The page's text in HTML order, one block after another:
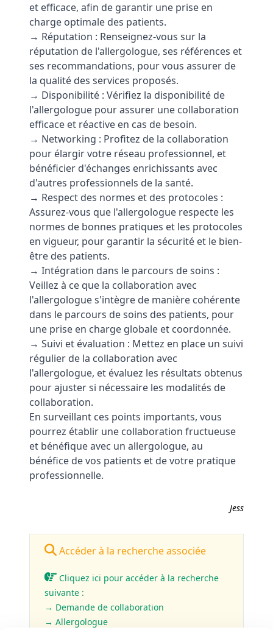
et efficace, afin de garantir une prise en
charge optimale des patients.
→ Réputation : Renseignez-vous sur la
réputation de l'allergologue, ses références et
ses recommandations, pour vous assurer de
la qualité des services proposés.
→ Disponibilité : Vérifiez la disponibilité de
l'allergologue pour assurer une collaboration
efficace et réactive en cas de besoin.
→ Networking : Profitez de la collaboration
pour élargir votre réseau professionnel, et
bénéficier d'échanges enrichissants avec
d'autres professionnels de la santé.
→ Respect des normes et des protocoles :
Assurez-vous que l'allergologue respecte les
normes de bonnes pratiques et les protocoles
en vigueur, pour garantir la sécurité et le bien-
être des patients.
→ Intégration dans le parcours de soins :
Veillez à ce que la collaboration avec
l'allergologue s'intègre de manière cohérente
dans le parcours de soins des patients, pour
une prise en charge globale et coordonnée.
→ Suivi et évaluation : Mettez en place un suivi
régulier de la collaboration avec
l'allergologue, et évaluez les résultats obtenus
pour ajuster si nécessaire les modalités de
collaboration.
En surveillant ces points importants, vous
pourrez établir une collaboration fructueuse
et bénéfique avec un allergologue, au
bénéfice de vos patients et de votre pratique
professionnelle.
Jess
Accéder à la recherche associée
Cliquez ici pour accéder à la recherche
suivante :
→ Demande de collaboration
→ Allergologue